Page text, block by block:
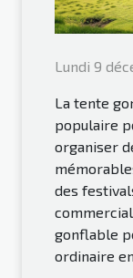
Lundi 9
La tente
populaire
organiser
des
gonflable
ordinaire en